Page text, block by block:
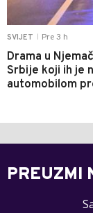
SVIJET Pre 3 h
Drama u
Srbije koji ih je
automobilom
PREUZMI